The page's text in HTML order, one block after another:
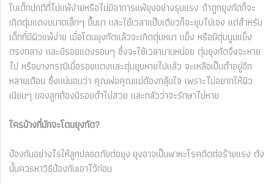
ในเด็กปกติที่ไม่แพ้ง่ายหรือไม่มีอาการแพ้ยุงอย่างรุนแรง ถ้าถูกยุงกัดก็จะ
เกิดตุ่มแดงขนาดเล็กๆ ขึ้นมา และใช้เวลาแป๊บเดียวก็จะยุบไปเอง แต่สำหรับ
เด็กที่มีผิวแพ้ง่าย เมื่อโดนยุงกัดแล้วจะเกิดตุ่มหนา แข็ง หรือมีตุ่มนูนแข็ง
ตรงกลาง และมีรอยแดงรอบๆ ซึ่งจะใช้เวลานานหน่อย ตุ่มยุงกัดจึงจะหาย
ไป หรือบางกรณีเมื่อรอยแดงและตุ่มยุบหายไปแล้ว จะเหลือเป็นดำอยู่อีก
หลายเดือน ซึ่งแน่นอนว่า คุณพ่อคุณแม่ต้องกลุ้มใจ เพราะไม่อยากให้ผิว
เนียนๆ ของลูกต้องมีรอยดำไม่สวย และกลัวว่าจะรักษาไม่หาย
ใครบ้างที่มักจะโดนยุงกัด?
ป้องกันอย่างไรให้ลูกปลอดภัยต่อยุง ยุงอาจเป็นพาหะโรคติดต่อร้ายแรง ดัง
นั้นควรหาวิธีป้องกันเอาไว้ก่อน